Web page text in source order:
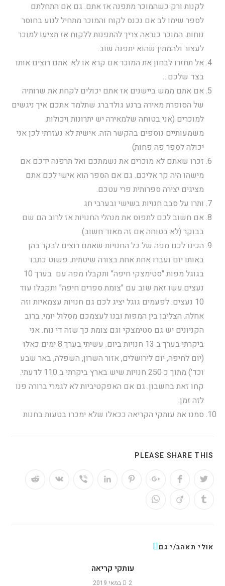
לקנות ורק כשהמוכר מתפנה אז אתם. גם אם התחלתם
לספר שימו לב אם נכנס לקוח והמוכר מתחיל לנוע בחוסר
נוחות. המוכר כנראה צריך להתפנות ללקוח אז תציעו למוכר
לעצור ולהמתין שהוא יתפנה שוב.
אל תחזרו לבחון את המוכר אם קרא או לא. אתם רוצים אותו
בצד שלכם…
אם אתם ממש ביישנים אז אתם יכולים לקחת את שרותיה
של הסופרת מאירה ברנע גולדברג שתלמד אתכם איך ניגשים
למוכרים (אני בטוחה שלמאירה יש יתרונות ויכולות
משמעותיים נוספים בהקשר הזה. אישית לא נעזרתי לכן אני
יכולה לספר פה פחות)
זכרו שאתם לא מוכרים את נשמתכם ואל תרפנה ידכם אם
מישהו היה קר אליכם. גם אם הספר הוא אישי לכם אתם
מציגים יצירה ספרותית פרי עטכם.
ותרו על סבב חנויות בשישי ובערבי חג
אם חשוב לכם לתפוס את מנהלי החנויות אז לרוב הם שם
בבוקר (לא בטוחה אם זה מאוד חשוב)
הכינו לכם מפה של כל החנויות שאתם רוצים לבקר בהן
באותו יום ועברו אחת אחת בצורה שיטתית. פשוט כתבו
בגוגל מפות "סטימצקי חיפה" ותקבלו מפה עם בערך 10
נעצים.עשו זאת שוב עם "צומת ספרים חיפה" ותקבלו עוד
10 נעצים. לפעמים גוגל יציג לכם גם חנויות עצמאיות וזה
אחלה. הצליבו בין המפות ובנו לעצמכם מסלול יומי. ברוב
הקניונים יש גם סטימצקי וגם צומת כך שזה די נוח. אני
ביקרתי בערך ב 13 חנויות ביום. עשיתי בערך 8 ימים כאלו
(יום לחיפה, יום לירושלים, אזור השרון, השפלה, באר שבע
וכד') מתוך כ 250 חנויות שיש בארץ ביקרתי ב 110 לדעתי.
קחו זאת בחשבון. גם אם האפקטיביות לא לגמרי ברורה פנו
לזה זמן.
סמנו את עותקי הקריאה ככאלו שלא ימכרו בטעות בחנות
PLEASE SHARE THIS
אולי תאהב/י גם
עותקי קריאה
2 במאי 2019